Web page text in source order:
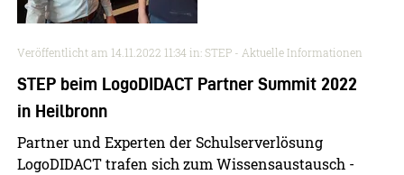
Veröffentlicht am 14.11.2022 11:34 in: STEP - Aktuelle Informationen
STEP beim LogoDIDACT Partner Summit 2022
in Heilbronn
Partner und Experten der Schulserverlösung
LogoDIDACT trafen sich zum Wissensaustausch -